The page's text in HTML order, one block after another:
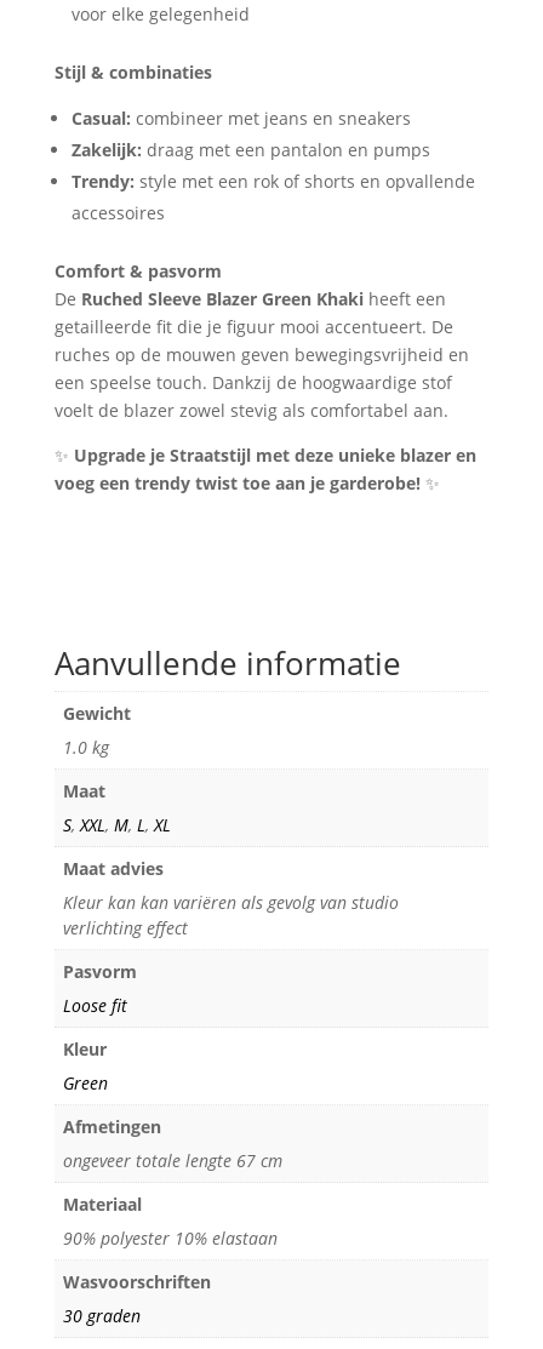
voor elke gelegenheid
Stijl & combinaties
Casual: combineer met jeans en sneakers
Zakelijk: draag met een pantalon en pumps
Trendy: style met een rok of shorts en opvallende
accessoires
Comfort & pasvorm
De Ruched Sleeve Blazer Green Khakiheeft een
getailleerde fit die je figuur mooi accentueert. De
ruches op de mouwen geven bewegingsvrijheid en
een speelse touch. Dankzij de hoogwaardige stof
voelt de blazer zowel stevig als comfortabel aan.
✨ Upgrade je Straatstijl met deze unieke blazer en
voeg een trendy twist toe aan je garderobe!✨
Aanvullende informatie
Gewicht
1.0 kg
Maat
S, XXL, M, L, XL
Maat advies
Kleur kan kan variëren als gevolg van studio
verlichting effect
Pasvorm
Loose fit
Kleur
Green
Afmetingen
ongeveer totale lengte 67 cm
Materiaal
90% polyester 10% elastaan
Wasvoorschriften
30 graden